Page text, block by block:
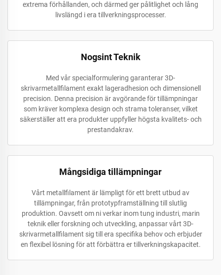
extrema förhållanden, och därmed ger pålitlighet och lång
livslängd i era tillverkningsprocesser.
Nogsint Teknik
Med vår specialformulering garanterar 3D-
skrivarmetallfilament exakt lageradhesion och dimensionell
precision. Denna precision är avgörande för tillämpningar
som kräver komplexa design och strama toleranser, vilket
säkerställer att era produkter uppfyller högsta kvalitets- och
prestandakrav.
Mångsidiga tillämpningar
Vårt metallfilament är lämpligt för ett brett utbud av
tillämpningar, från prototypframställning till slutlig
produktion. Oavsett om ni verkar inom tung industri, marin
teknik eller forskning och utveckling, anpassar vårt 3D-
skrivarmetallfilament sig till era specifika behov och erbjuder
en flexibel lösning för att förbättra er tillverkningskapacitet.